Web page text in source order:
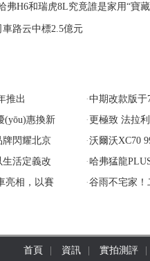
弗H6和瑞虎8L究竟誰是家用“寶藏車
路云中標2.5億元
推出 ·中期改款版于
6月停產(chǎn)
(yōu)惠換新
· 更極致 法拉利
牌閃耀北京
·沃爾沃XC70
市，豪華中大
活定義改
· 哈弗猛龍PLUS
哈弗品牌與用
，以賽
·谷雨不宅家
首頁 資訊 實拍測評